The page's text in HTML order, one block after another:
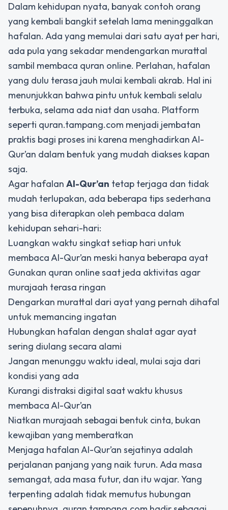
Dalam kehidupan nyata, banyak contoh orang
yang kembali bangkit setelah lama meninggalkan
hafalan. Ada yang memulai dari satu ayat per hari,
ada pula yang sekadar mendengarkan murattal
sambil membaca quran online. Perlahan, hafalan
yang dulu terasa jauh mulai kembali akrab. Hal ini
menunjukkan bahwa pintu untuk kembali selalu
terbuka, selama ada niat dan usaha. Platform
seperti quran.tampang.com menjadi jembatan
praktis bagi proses ini karena menghadirkan Al-
Qur’an dalam bentuk yang mudah diakses kapan
saja.
Agar hafalan Al-Qur’an tetap terjaga dan tidak
mudah terlupakan, ada beberapa tips sederhana
yang bisa diterapkan oleh pembaca dalam
kehidupan sehari-hari:
Luangkan waktu singkat setiap hari untuk
membaca Al-Qur’an meski hanya beberapa ayat
Gunakan quran online saat jeda aktivitas agar
murajaah terasa ringan
Dengarkan murattal dari ayat yang pernah dihafal
untuk memancing ingatan
Hubungkan hafalan dengan shalat agar ayat
sering diulang secara alami
Jangan menunggu waktu ideal, mulai saja dari
kondisi yang ada
Kurangi distraksi digital saat waktu khusus
membaca Al-Qur’an
Niatkan murajaah sebagai bentuk cinta, bukan
kewajiban yang memberatkan
Menjaga hafalan Al-Qur’an sejatinya adalah
perjalanan panjang yang naik turun. Ada masa
semangat, ada masa futur, dan itu wajar. Yang
terpenting adalah tidak memutus hubungan